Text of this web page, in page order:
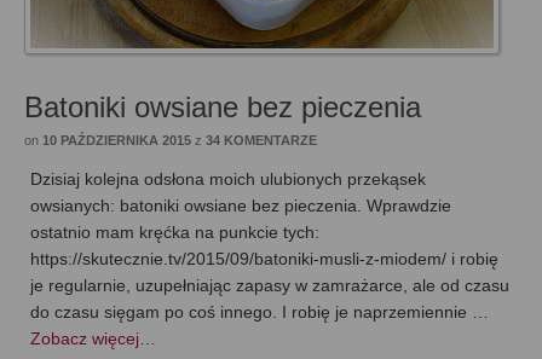
Batoniki owsiane bez pieczenia
on 10 PAŹDZIERNIKA 2015 z 34 KOMENTARZE
Dzisiaj kolejna odsłona moich ulubionych przekąsek
owsianych: batoniki owsiane bez pieczenia. Wprawdzie
ostatnio mam kręćka na punkcie tych:
https://skutecznie.tv/2015/09/batoniki-musli-z-miodem/ i robię
je regularnie, uzupełniając zapasy w zamrażarce, ale od czasu
do czasu sięgam po coś innego. I robię je naprzemiennie …
Zobacz więcej…